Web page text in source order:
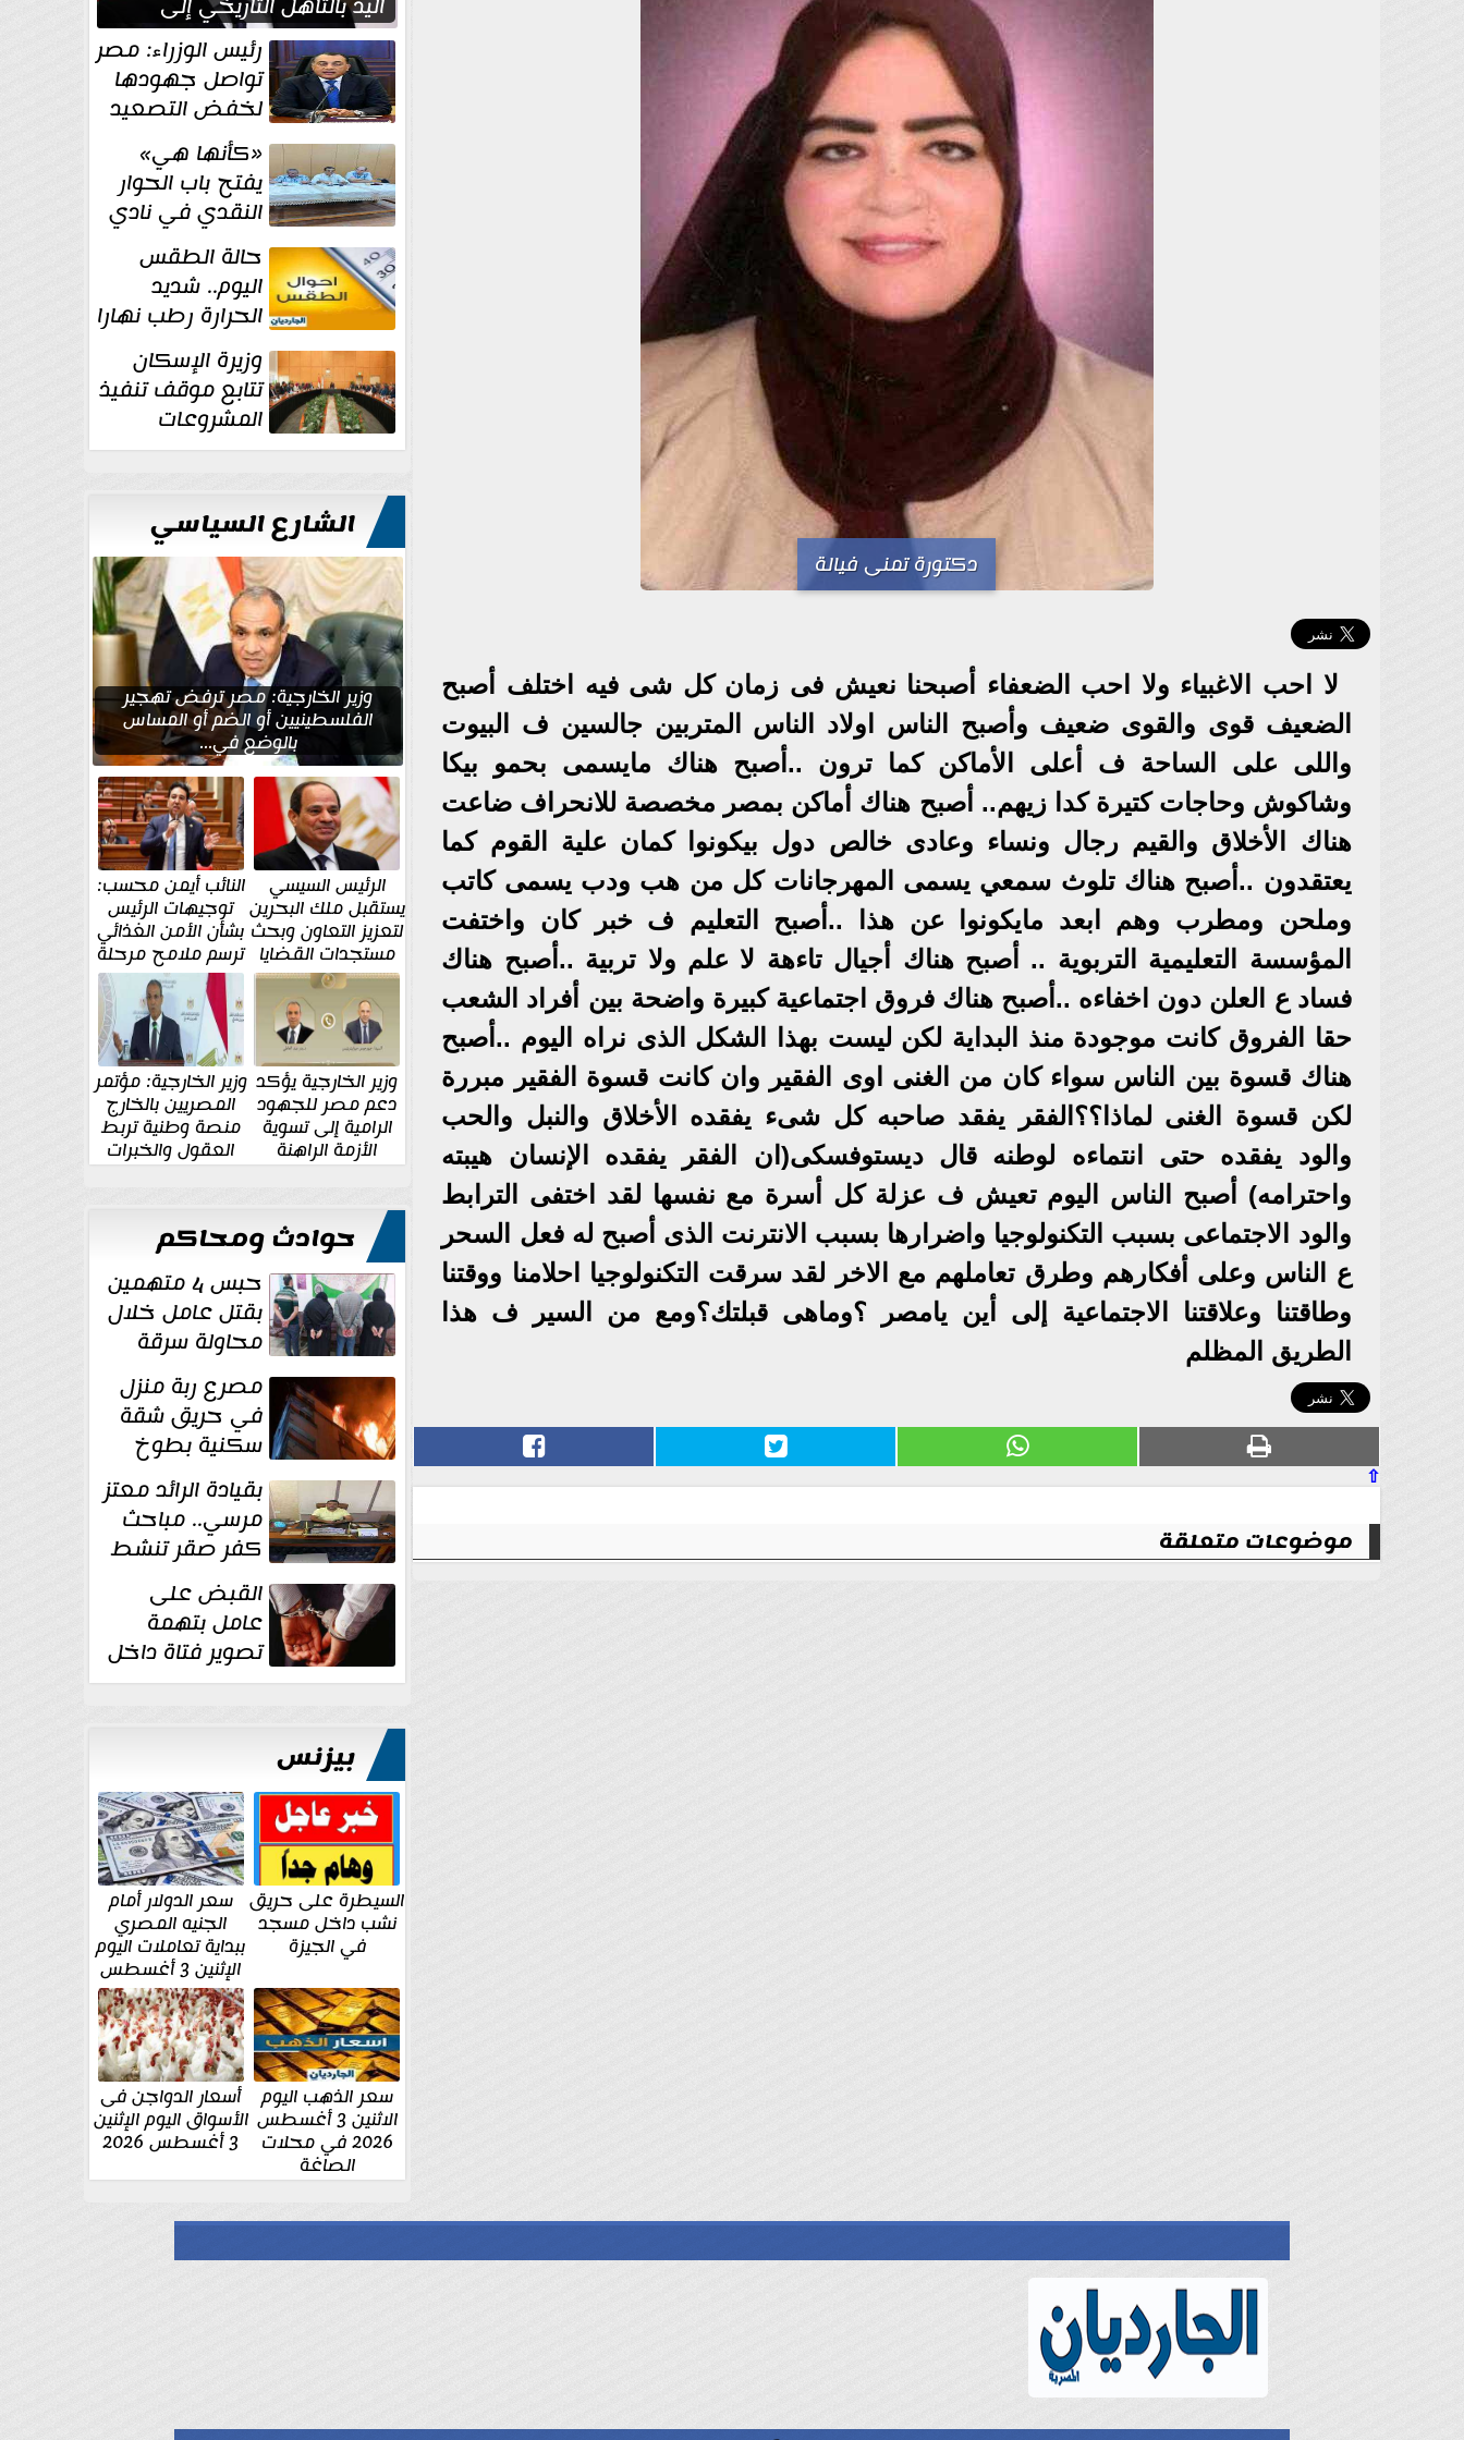
دكتورة تمنى فيالة
لا احب الاغبياء ولا احب الضعفاء أصبحنا نعيش فى زمان كل شى فيه اختلف أصبح
الضعيف قوى والقوى ضعيف وأصبح الناس اولاد الناس المتربين جالسين ف البيوت
واللى على الساحة ف أعلى الأماكن كما ترون ..أصبح هناك مايسمى بحمو بيكا
وشاكوش وحاجات كتيرة كدا زيهم.. أصبح هناك أماكن بمصر مخصصة للانحراف ضاعت
هناك الأخلاق والقيم رجال ونساء وعادى خالص دول بيكونوا كمان علية القوم كما
يعتقدون ..أصبح هناك تلوث سمعي يسمى المهرجانات كل من هب ودب يسمى كاتب
وملحن ومطرب وهم ابعد مايكونوا عن هذا ..أصبح التعليم ف خبر كان واختفت
المؤسسة التعليمية التربوية .. أصبح هناك أجيال تاءهة لا علم ولا تربية ..أصبح هناك
فساد ع العلن دون اخفاءه ..أصبح هناك فروق اجتماعية كبيرة واضحة بين أفراد الشعب
حقا الفروق كانت موجودة منذ البداية لكن ليست بهذا الشكل الذى نراه اليوم ..أصبح
هناك قسوة بين الناس سواء كان من الغنى اوى الفقير وان كانت قسوة الفقير مبررة
لكن قسوة الغنى لماذا؟؟الفقر يفقد صاحبه كل شىء يفقده الأخلاق والنبل والحب
والود يفقده حتى انتماءه لوطنه قال ديستوفسكى(ان الفقر يفقده الإنسان هيبته
واحترامه) أصبح الناس اليوم تعيش ف عزلة كل أسرة مع نفسها لقد اختفى الترابط
والود الاجتماعى بسبب التكنولوجيا واضرارها بسبب الانترنت الذى أصبح له فعل السحر
ع الناس وعلى أفكارهم وطرق تعاملهم مع الاخر لقد سرقت التكنولوجيا احلامنا ووقتنا
وطاقتنا وعلاقتنا الاجتماعية إلى أين يامصر ؟وماهى قبلتك؟ومع من السير ف هذا
الطريق المظلم
⇧
موضوعات متعلقة
نصف نهائي كأس العالم
رئيس الوزراء: مصر
تواصل جهودها
لخفض التصعيد
والحفاظ على
الاستقرار الإقليمي«كأنها هي»
يفتح باب الحوار
النقدي في نادي
أدب مصر الجديدة
حالة الطقس
اليوم.. شديد
الحرارة رطب نهارا
مائل للحرارة رطب
ليلا.. و... وزيرة الإسكان
تتابع موقف تنفيذ
المشروعات
والخطة
للتعميرالشارع السياسي
وزير الخارجية: مصر ترفض تهجير
الفلسطينيين أو الضم أو المساس
بالوضع في...
الرئيس السيسي
يستقبل ملك البحرين
لتعزيز التعاون وبحث
مستجدات القضايا
الإقليمية والدولية
النائب أيمن محسب:
توجيهات الرئيس
بشأن الأمن الغذائي
ترسم ملامح مرحلة
جديدة
وزير الخارجية يؤكد
دعم مصر للجهود
الرامية إلى تسوية
الأزمة الراهنة
وزير الخارجية: مؤتمر
المصريين بالخارج
منصة وطنية تربط
العقول والخبرات
المصرية بالدولة
حوادث ومحاكم
حبس 4 متهمين
بقتل عامل خلال
محاولة سرقة
دراجة نارية في
المنوفية مصرع ربة منزل
في حريق شقة
سكنية بطوخ
بقيادة الرائد معتز
مرسي.. مباحث
كفر صقر تنشط
بقوة وتوجه
ضربات أمنية... القبض على
عامل بتهمة
تصوير فتاة داخل
غرفة تغيير
بيزنس
السيطرة على حريق
نشب داخل مسجد
في الجيزة
سعر الدولار أمام
الجنيه المصري
ببداية تعاملات اليوم
الإثنين 3 أغسطس
سعر الذهب اليوم
الاثنين 3 أغسطس
2026 في محلات
الصاغة
أسعار الدواجن فى
الأسواق اليوم الإثنين
3 أغسطس 2026